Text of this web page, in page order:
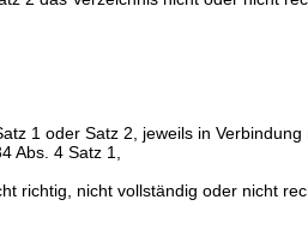
1 oder Satz 2, jeweils in Verbindung
Abs. 4 Satz 1,
richtig, nicht vollständig oder nicht